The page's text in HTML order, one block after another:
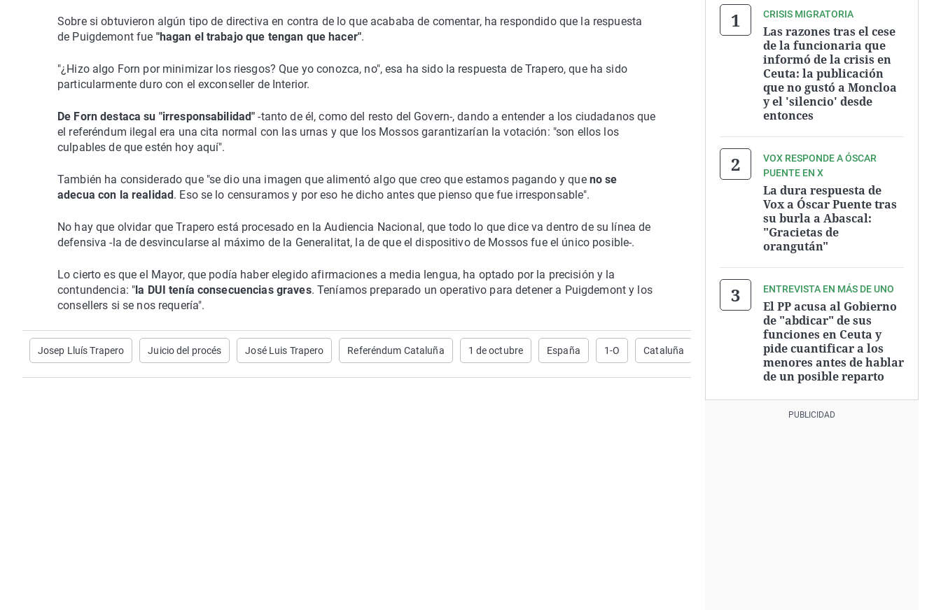
Sobre si obtuvieron algún tipo de directiva en contra de lo que acababa de comentar, ha respondido que la respuesta
de Puigdemont fue "hagan el trabajo que tengan que hacer".
"¿Hizo algo Forn por minimizar los riesgos? Que yo conozca, no", esa ha sido la respuesta de Trapero, que ha sido
particularmente duro con el exconseller de Interior.
De Forn destaca su "irresponsabilidad"-tanto de él, como del resto del Govern-, dando a entender a los ciudadanos que
el referéndum ilegal era una cita normal con las urnas y que los Mossos garantizarían la votación: "son ellos los
culpables de que estén hoy aquí".
También ha considerado que "se dio una imagen que alimentó algo que creo que estamos pagando y que no se
adecua con la realidad. Eso se lo censuramos y por eso he dicho antes que pienso que fue irresponsable".
No hay que olvidar que Trapero está procesado en la Audiencia Nacional, que todo lo que dice va dentro de su línea de
defensiva -la de desvincularse al máximo de la Generalitat, la de que el dispositivo de Mossos fue el único posible-.
Lo cierto es que el Mayor, que podía haber elegido afirmaciones a media lengua, ha optado por la precisión y la
contundencia: "la DUI tenía consecuencias graves. Teníamos preparado un operativo para detener a Puigdemont y los
consellers si se nos requería".
Josep Lluís Trapero Juicio del procés José Luis Trapero Referéndum Cataluña 1 de octubre España 1-O Cataluña Mossos d' Esquadra Noticias Última Hora
CRISIS MIGRATORIA
Las razones tras el cese
de la funcionaria que
informó de la crisis en
Ceuta: la publicación
que no gustó a Moncloa
y el 'silencio' desde
entonces
VOX RESPONDE A ÓSCAR
PUENTE EN X
La dura respuesta de
Vox a Óscar Puente tras
su burla a Abascal:
"Gracietas de
orangután"
ENTREVISTA EN MÁS DE UNO
El PP acusa al Gobierno
de "abdicar" de sus
funciones en Ceuta y
pide cuantificar a los
menores antes de hablar
de un posible reparto